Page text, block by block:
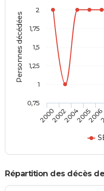
Personnes décédées
20002002200420052006
0,75
1
1,25
1,5
1,75
2
Répartition des décès de